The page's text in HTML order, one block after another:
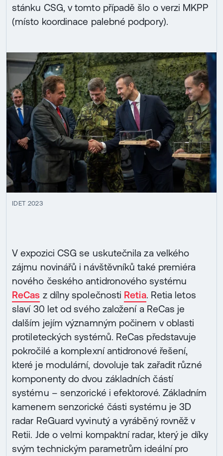
stánku CSG, v tomto případě šlo o verzi MKPP
(místo koordinace palebné podpory).
IDET 2023
V expozici CSG se uskutečnila za velkého
zájmu novinářů i návštěvníků také premiéra
nového českého antidronového systému
ReCas z dílny společnosti Retia. Retia letos
slaví 30 let od svého založení a ReCas je
dalším jejím významným počinem v oblasti
protileteckých systémů. ReCas představuje
pokročilé a komplexní antidronové řešení,
které je modulární, dovoluje tak zařadit různé
komponenty do dvou základních částí
systému – senzorické i efektorové. Základním
kamenem senzorické části systému je 3D
radar ReGuard vyvinutý a vyráběný rovněž v
Retii. Jde o velmi kompaktní radar, který je díky
svým technickým parametrům ideální pro